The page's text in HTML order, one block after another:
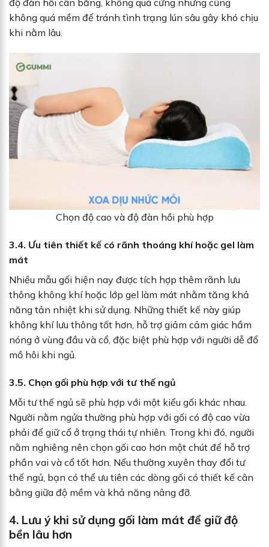
độ đàn hồi cân bằng, không quá cứng nhưng cũng
không quá mềm để tránh tình trạng lún sâu gây khó chịu
khi nằm lâu.
Chọn độ cao và độ đàn hồi phù hợp
3.4. Ưu tiên thiết kế có rãnh thoáng khí hoặc gel làm
mát
Nhiều mẫu gối hiện nay được tích hợp thêm rãnh lưu
thông không khí hoặc lớp gel làm mát nhằm tăng khả
năng tản nhiệt khi sử dụng. Những thiết kế này giúp
không khí lưu thông tốt hơn, hỗ trợ giảm cảm giác hầm
nóng ở vùng đầu và cổ, đặc biệt phù hợp với người dễ đổ
mồ hôi khi ngủ.
3.5. Chọn gối phù hợp với tư thế ngủ
Mỗi tư thế ngủ sẽ phù hợp với một kiểu gối khác nhau.
Người nằm ngửa thường phù hợp với gối có độ cao vừa
phải để giữ cổ ở trạng thái tự nhiên. Trong khi đó, người
nằm nghiêng nên chọn gối cao hơn một chút để hỗ trợ
phần vai và cổ tốt hơn. Nếu thường xuyên thay đổi tư
thế ngủ, bạn có thể ưu tiên các dòng gối có thiết kế cân
bằng giữa độ mềm và khả năng nâng đỡ.
4. Lưu ý khi sử dụng gối làm mát để giữ độ
bền lâu hơn